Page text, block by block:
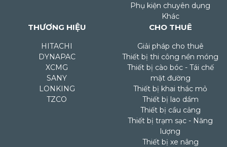
Phụ kiện chuyên dụng
Khác
THƯƠNG HIỆU
HITACHI
DYNAPAC
XCMG
SANY
LONKING
TZCO
CHO THUÊ
Giải pháp cho thuê
Thiết bị thi công nền móng
Thiết bị cào bóc - Tái chế
mặt đường
Thiết bị khai thác mỏ
Thiết bị lao dầm
Thiết bị cầu cảng
Thiết bị trạm sạc - Năng
lượng
Thiết bị xe nâng